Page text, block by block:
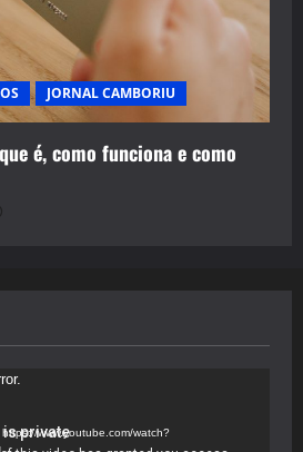
JORNAL CAMBORIU
é, como funciona e como
www.youtube.com/watch?